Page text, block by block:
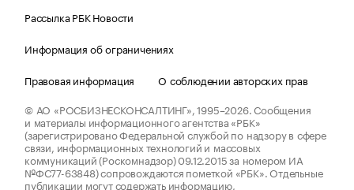
Рассылка РБК Новости
Информация об ограничениях
Правовая информация
О соблюдении авторских прав
© АО «РОСБИЗНЕСКОНСАЛТИНГ»,1995–2026.Сообщения
и материалы информационного агентства «РБК»
(зарегистрировано Федеральной службой по надзору в сфере
связи, информационных технологий и массовых
коммуникаций (Роскомнадзор) 09.12.2015 за номером ИА
№ФС77-63848) сопровождаются пометкой «РБК». Отдельные
публикации могут содержать информацию,